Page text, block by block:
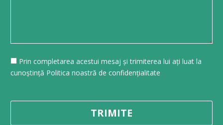
Prin completarea acestui mesaj și trimiterea lui ați luat la
cunoștință Politica noastră de confidențialitate